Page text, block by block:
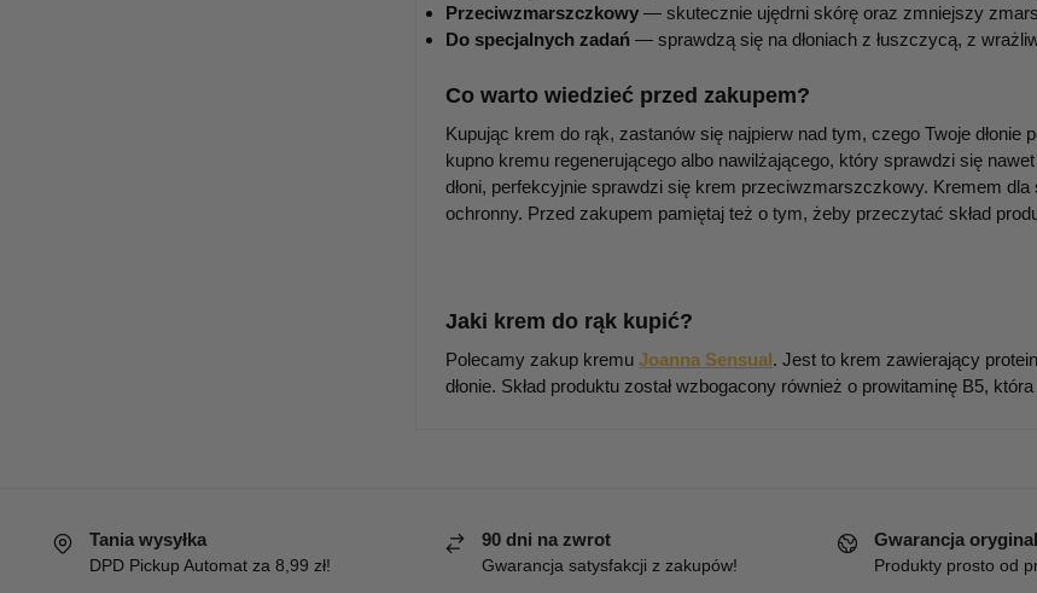
Przeciwzmarszczkowy— skutecznie ujędrni skórę oraz zmniejszy
Do specjalnych zadań— sprawdzą się na dłoniach z łuszczycą, z
Co warto wiedzieć przed zakupem?
Kupując krem do rąk, zastanów się najpierw nad tym, czego Twoje
kupno kremu regenerującego albo nawilżającego, który sprawdzi się
dłoni, perfekcyjnie sprawdzi się krem przeciwzmarszczkowy. Kremem
ochronny. Przed zakupem pamiętaj też o tym, żeby przeczytać skład
Jaki krem do rąk kupić?
Polecamy zakup kremuJoanna Sensual. Jest to krem zawierający
dłonie. Skład produktu został wzbogacony również o prowitaminę B5,
Tania wysyłka
DPD Pickup Automat za 8,99 zł!
90 dni na zwrot
Gwarancja satysfakcji z zakupów!
Gwarancja
Produkty prosto od